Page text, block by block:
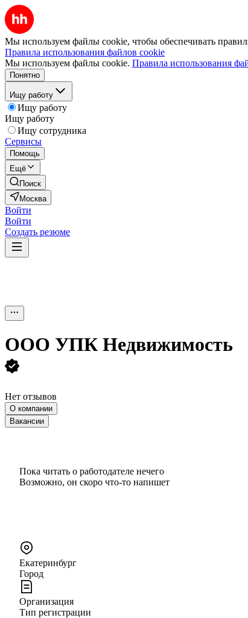
Мы используем файлы cookie, чтобы обеспечивать
Правила использования файлов cookie
Мы используем файлы cookie. Правила использования
Понятно
Ищу работу
Ищу работу
Ищу работу
Ищу сотрудника
Сервисы
Помощь
Ещё
Поиск
Москва
Войти
Войти
Создать резюме
ООО УПК Недвижимость
Нет отзывов
О компании
Вакансии
Пока читать о работодателе нечего
Возможно, он скоро что‑то напишет
Екатеринбург
Город
Организация
Тип регистрации